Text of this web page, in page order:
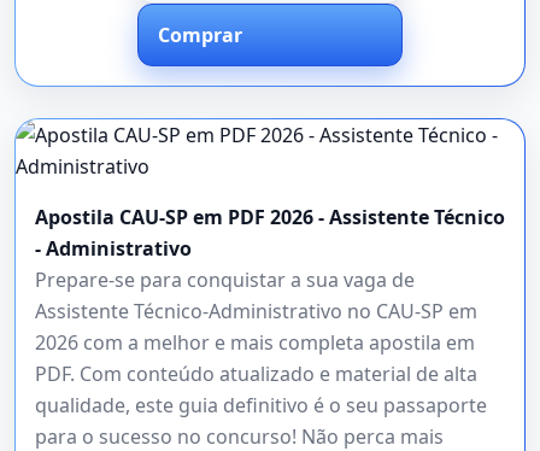
Comprar
Apostila CAU-SP em PDF 2026 - Assistente Técnico
- Administrativo
Prepare-se para conquistar a sua vaga de
Assistente Técnico-Administrativo no CAU-SP em
2026 com a melhor e mais completa apostila em
PDF. Com conteúdo atualizado e material de alta
qualidade, este guia definitivo é o seu passaporte
para o sucesso no concurso! Não perca mais